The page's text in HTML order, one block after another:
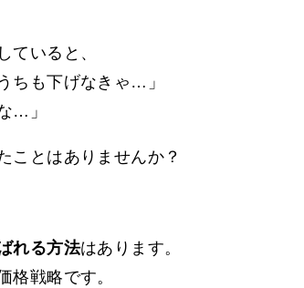
ていると、
ちも下げなきゃ…」
…」
ことはありませんか？
れる方法はあります。
格戦略です。